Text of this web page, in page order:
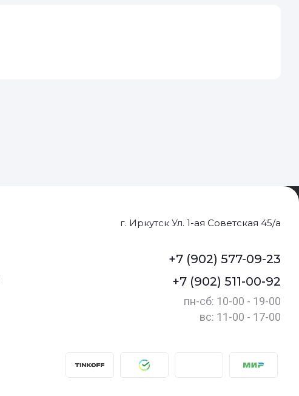
г. Иркутск Ул. 1-ая Советская 45/а
+7 (902) 577-09-23
+7 (902) 511-00-92
пн-сб: 10-00 - 19-00
вс: 11-00 - 17-00